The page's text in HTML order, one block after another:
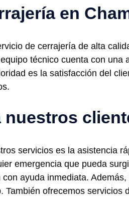
en
de cerrajería de alta
técnico cuenta con
es la satisfacción del
nuestros
servicios es la asistencia
emergencia que pueda
ayuda inmediata.
También ofrecemos